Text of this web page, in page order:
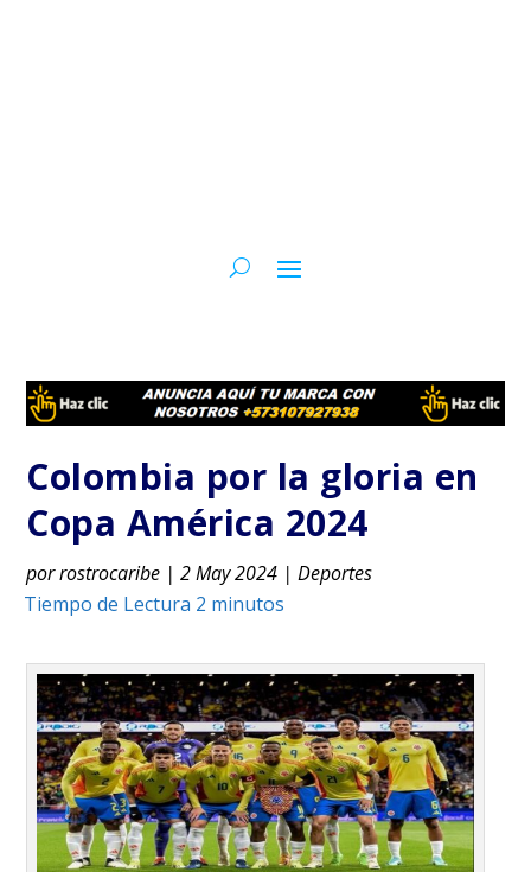
Colombia por la gloria en
Copa América 2024
porrostrocaribe |2 May 2024 |Deportes